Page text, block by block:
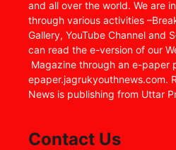
and all over the world. We are
through various activities
Gallery, YouTube Channel and
can read the e-version of our
Magazine through an e-paper
epaper.jagrukyouthnews.com.
News is publishing from Uttar
Contact Us